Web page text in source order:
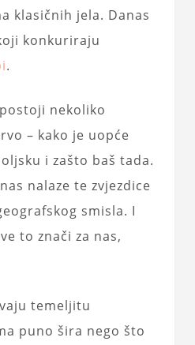
klasičnih jela. Danas
konkuriraju
.
nekoliko
– kako je uopće
i zašto baš tada.
nalaze te zvjezdice
smisla. I
to znači za nas,
temeljitu
puno šira nego što